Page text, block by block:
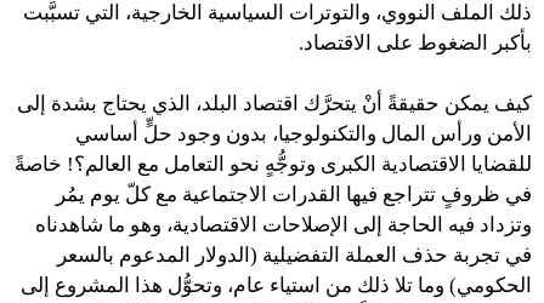
ذلك الملف النووي، والتوترات السياسية الخارجية، التي تسبَّبت
بأكبر الضغوط على الاقتصاد.
كيف يمكن حقيقةً أنْ يتحرَّك اقتصاد البلد، الذي يحتاج بشدة إلى
الأمن ورأس المال والتكنولوجيا، بدون وجود حلٍّ أساسي
للقضايا الاقتصادية الكبرى وتوجُّهٍ نحو التعامل مع العالم؟! خاصةً
في ظروفٍ تتراجع فيها القدرات الاجتماعية مع كلّ يوم يمُر
وتزداد فيه الحاجة إلى الإصلاحات الاقتصادية، وهو ما شاهدناه
في تجربة حذف العملة التفضيلية (الدولار المدعوم بالسعر
الحكومي) وما تلا ذلك من استياء عام، وتحوُّل هذا المشروع إلى